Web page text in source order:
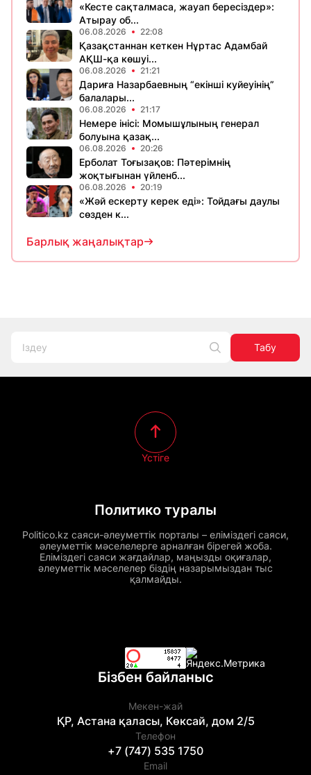
«Кесте сақталмаса, жауап бересіздер»:
Атырау об...
06.08.2026 22:08
Қазақстаннан кеткен Нұртас Адамбай
АҚШ-қа көшуі...
06.08.2026 21:21
Дариға Назарбаевның “екінші куйеуінің”
балалары...
06.08.2026 21:17
Немере інісі: Момышұлының генерал
болуына қазақ...
06.08.2026 20:26
Ерболат Тоғызақов: Пәтерімнің
жоқтығынан үйленб...
06.08.2026 20:19
«Жәй ескерту керек еді»: Тойдағы даулы
сөзден к...
Барлық жаңалықтар
Табу
Политико туралы
Politico.kz саяси-әлеуметтік порталы – еліміздегі саяси,
әлеуметтік мәселелерге арналған бірегей жоба.
Еліміздегі саяси жағдайлар, маңызды оқиғалар,
әлеуметтік мәселелер біздің назарымыздан тыс
қалмайды.
Үстіге
Бізбен байланыс
Мекен-жай
ҚР, Астана қаласы, Көксай, дом 2/5
Телефон
+7 (747) 535 1750
Email